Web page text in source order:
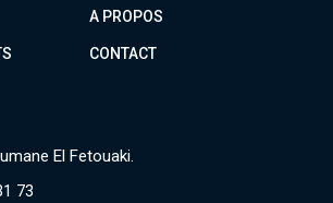
A PROPOS
CONTACT
El Fetouaki.
73